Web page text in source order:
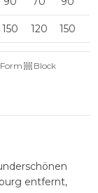
150 120 150
Block
entfernt,